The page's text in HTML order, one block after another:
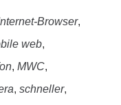
Browser,
web,
, MWC,
, schneller,